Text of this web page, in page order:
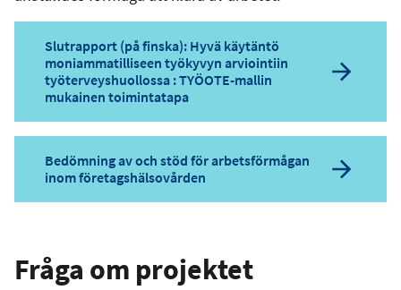
Slutrapport (på finska): Hyvä käytäntö
moniammatilliseen työkyvyn arviointiin
työterveyshuollossa : TYÖOTE-mallin
mukainen toimintatapa
Bedömning av och stöd för arbetsförmågan
inom företagshälsovården
Fråga om projektet